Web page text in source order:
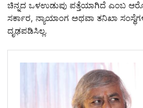
ಚಿನ್ನದ ಒಳಉಡುಪು ಪತ್ತೆಯಾಗಿದೆ ಎಂಬ
ಸರ್ಕಾರ, ನ್ಯಾಯಾಂಗ ಅಥವಾ ತನಿಖಾ
ದೃಢಪಡಿಸಿಲ್ಲ.